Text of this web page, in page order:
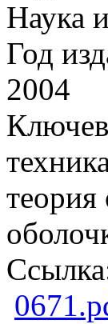
Наука
Год
2004
теория